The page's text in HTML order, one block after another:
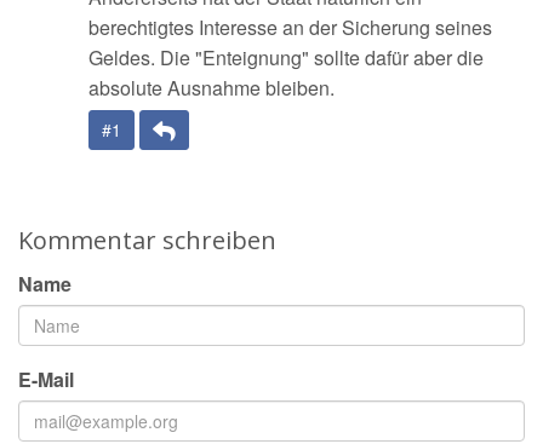
berechtigtes Interesse an der Sicherung seines
Geldes. Die "Enteignung" sollte dafür aber die
absolute Ausnahme bleiben.
#1 Antwort
Kommentar schreiben
Name
E-Mail